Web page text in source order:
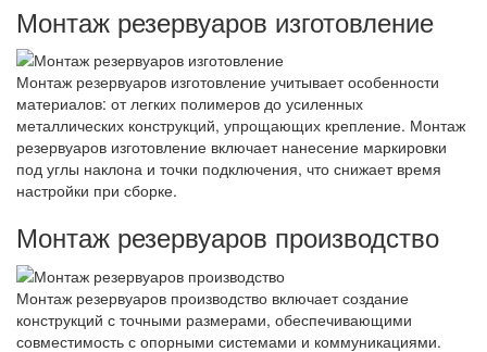
Монтаж резервуаров изготовление
Монтаж резервуаров изготовление учитывает особенности
материалов: от легких полимеров до усиленных
металлических конструкций, упрощающих крепление. Монтаж
резервуаров изготовление включает нанесение маркировки
под углы наклона и точки подключения, что снижает время
настройки при сборке.
Монтаж резервуаров производство
Монтаж резервуаров производство включает создание
конструкций с точными размерами, обеспечивающими
совместимость с опорными системами и коммуникациями.